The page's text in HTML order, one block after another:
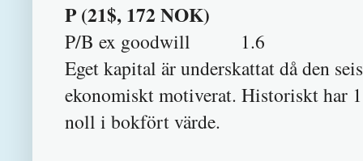
P (21$, 172 NOK)
P/B ex goodwill 1.6
Eget kapital är underskattat då den
ekonomiskt motiverat. Historiskt har
noll i bokfört värde.